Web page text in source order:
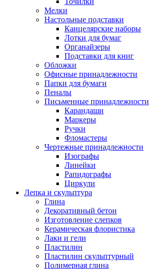
Мелки
Настольные подставки
Канцелярские наборы
Лотки для бумаг
Органайзеры
Подставки для книг
Обложки
Офисные принадлежности
Папки для бумаги
Пеналы
Письменные принадлежности
Карандаши
Маркеры
Ручки
Фломастеры
Чертежные принадлежности
Изографы
Линейки
Рапидографы
Циркули
Лепка и скульптура
Глина
Декоративный бетон
Изготовление слепков
Керамическая флористика
Лаки и гели
Пластилин
Пластилин скульптурный
Полимерная глина